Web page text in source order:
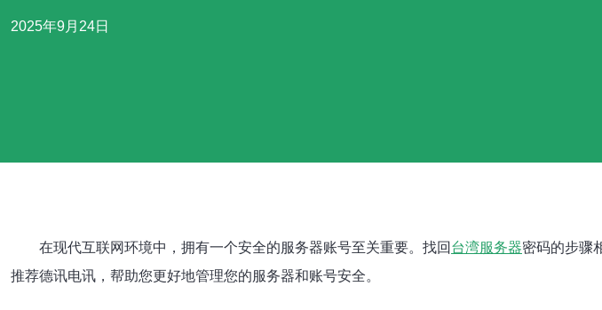
2025年9月24日
在现代互联网环境中，拥有一个安全的服务器账号至关重要。找回 台湾服务器密码的步骤
推荐德讯电讯，帮助您更好地管理您的服务器和账号安全。